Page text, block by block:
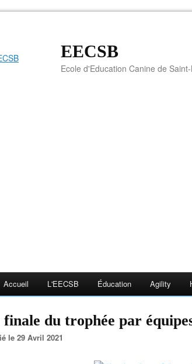
EECSB
Ecole d'Education Canine de
Accueil L'EECSB Éducation Agility
du trophée par
le 29 Avril 2021